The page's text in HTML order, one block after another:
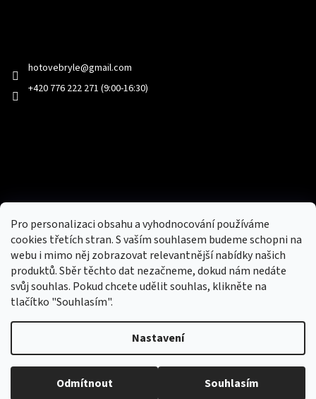
Pro personalizaci obsahu a vyhodnocování používáme
cookies třetích stran. S vaším souhlasem budeme schopni na
webu i mimo něj zobrazovat relevantnější nabídky našich
produktů. Sběr těchto dat nezačneme, dokud nám nedáte
svůj souhlas. Pokud chcete udělit souhlas, klikněte na
tlačítko "Souhlasím".
Nastavení
Odmítnout Souhlasím
hotovebryle@gmail.com
+420 776 222 271 (9:00-16:30)
Nový obchod s batohy, cestovními zavazadly, tašky a peněženky
Copyright 2026hotovebryle.cz
. Všechna práva